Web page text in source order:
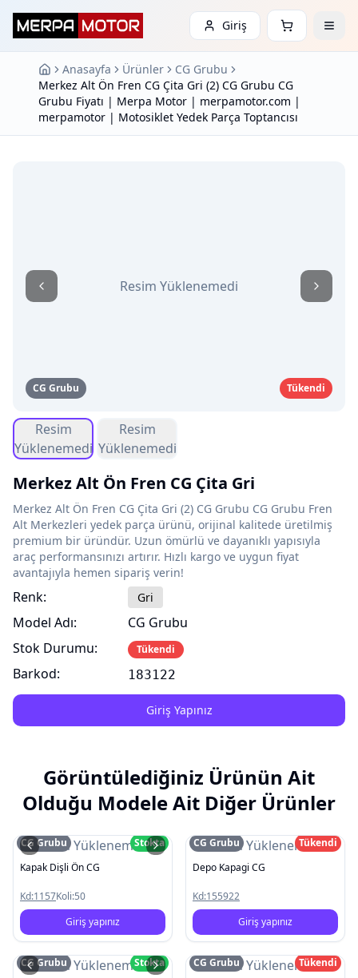
Giriş
Anasayfa Ürünler
CG Grubu
Merkez Alt Ön Fren CG Çita Gri (2) CG Grubu CG
Grubu Fiyatı | Merpa Motor | merpamotor.com |
merpamotor | Motosiklet Yedek Parça Toptancısı
CG Grubu Tükendi
Resim Yüklenemedi
Resim
Yüklenemedi
Resim
Yüklenemedi
Merkez Alt Ön Fren CG Çita Gri
Merkez Alt Ön Fren CG Çita Gri (2) CG Grubu CG Grubu Fren
Alt Merkezleri yedek parça ürünü, orijinal kalitede üretilmiş
premium bir üründür. Uzun ömürlü ve dayanıklı yapısıyla
araç performansınızı artırır. Hızlı kargo ve uygun fiyat
avantajıyla hemen sipariş verin!
Renk:
Model Adı:
Stok Durumu:
Barkod:
Gri
CG Grubu
Tükendi
183122
Giriş Yapınız
Görüntülediğiniz Ürünün Ait
Olduğu Modele Ait Diğer Ürünler
Resim Yüklenemedi
CG Grubu
Stokta
Kapak Dişli Ön CG
Kd:1157Koli:50
Giriş yapınız
Resim Yüklenemedi
CG Grubu
Tükendi
Depo Kapagi CG
Kd:155922
Giriş yapınız
Resim Yüklenemedi
CG Grubu
Stokta
Resim Yüklenemedi
CG Grubu
Tükendi